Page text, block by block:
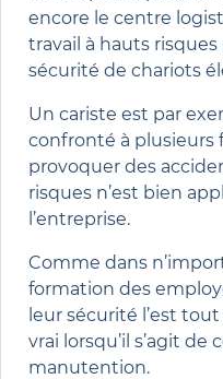
encore le centre
travail à hauts
sécurité de chariots
Un cariste est par
confronté à plusieurs
provoquer des
risques n’est bien
l’entreprise.
Comme dans
formation des
leur sécurité l’est
vrai lorsqu’il s’agit de
manutention.